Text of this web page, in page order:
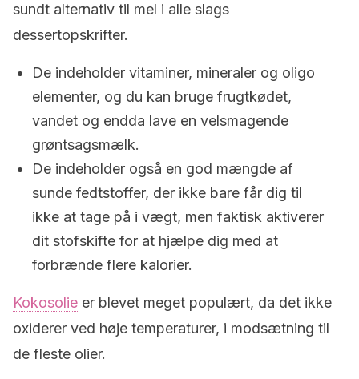
sundt alternativ til mel i alle slags
dessertopskrifter.
De indeholder vitaminer, mineraler og oligo
elementer, og du kan bruge frugtkødet,
vandet og endda lave en velsmagende
grøntsagsmælk.
De indeholder også en god mængde af
sunde fedtstoffer, der ikke bare får dig til
ikke at tage på i vægt, men faktisk aktiverer
dit stofskifte for at hjælpe dig med at
forbrænde flere kalorier.
Kokosolie er blevet meget populært, da det ikke
oxiderer ved høje temperaturer, i modsætning til
de fleste olier.